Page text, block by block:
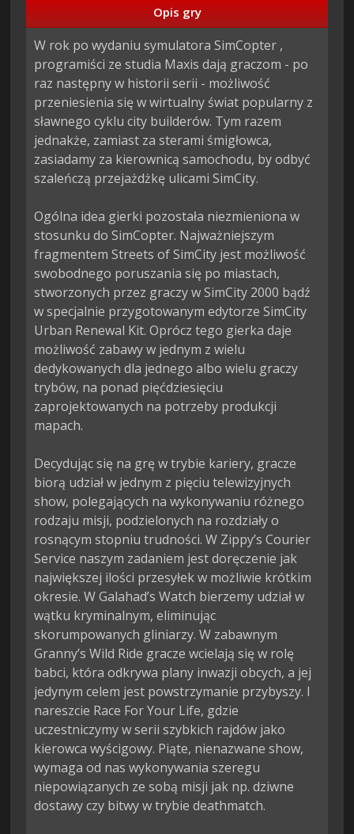
Opis gry
W rok po wydaniu symulatora SimCopter ,
programiści ze studia Maxis dają graczom - po
raz następny w historii serii - możliwość
przeniesienia się w wirtualny świat popularny z
sławnego cyklu city builderów. Tym razem
jednakże, zamiast za sterami śmigłowca,
zasiadamy za kierownicą samochodu, by odbyć
szaleńczą przejażdżkę ulicami SimCity.
Ogólna idea gierki pozostała niezmieniona w
stosunku do SimCopter. Najważniejszym
fragmentem Streets of SimCity jest możliwość
swobodnego poruszania się po miastach,
stworzonych przez graczy w SimCity 2000 bądź
w specjalnie przygotowanym edytorze SimCity
Urban Renewal Kit. Oprócz tego gierka daje
możliwość zabawy w jednym z wielu
dedykowanych dla jednego albo wielu graczy
trybów, na ponad pięćdziesięciu
zaprojektowanych na potrzeby produkcji
mapach.
Decydując się na grę w trybie kariery, gracze
biorą udział w jednym z pięciu telewizyjnych
show, polegających na wykonywaniu różnego
rodzaju misji, podzielonych na rozdziały o
rosnącym stopniu trudności. W Zippy’s Courier
Service naszym zadaniem jest doręczenie jak
największej ilości przesyłek w możliwie krótkim
okresie. W Galahad’s Watch bierzemy udział w
wątku kryminalnym, eliminując
skorumpowanych gliniarzy. W zabawnym
Granny’s Wild Ride gracze wcielają się w rolę
babci, która odkrywa plany inwazji obcych, a jej
jedynym celem jest powstrzymanie przybyszy. I
nareszcie Race For Your Life, gdzie
uczestniczymy w serii szybkich rajdów jako
kierowca wyścigowy. Piąte, nienazwane show,
wymaga od nas wykonywania szeregu
niepowiązanych ze sobą misji jak np. dziwne
dostawy czy bitwy w trybie deathmatch.